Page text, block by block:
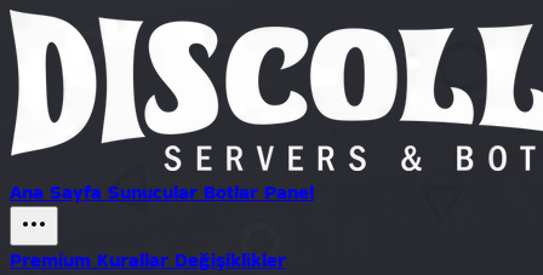
Ana Sayfa Sunucular Botlar Panel
Premium Kurallar Değişiklikler